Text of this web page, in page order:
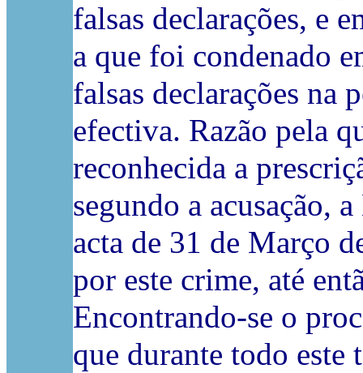
falsas declarações, e
a que foi condenado
falsas declarações na
efectiva. Razão pela
reconhecida a
segundo a acusação,
acta de 31 de Março
por este crime, até
Encontrando-se o
que durante todo